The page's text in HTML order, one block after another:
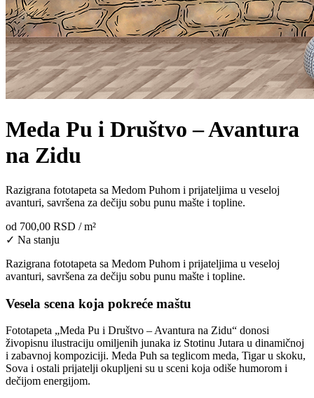
Meda Pu i Društvo – Avantura
na Zidu
Razigrana fototapeta sa Medom Puhom i prijateljima u veseloj
avanturi, savršena za dečiju sobu punu mašte i topline.
od 700,00 RSD / m²
✓ Na stanju
Razigrana fototapeta sa Medom Puhom i prijateljima u veseloj
avanturi, savršena za dečiju sobu punu mašte i topline.
Vesela scena koja pokreće maštu
Fototapeta „Meda Pu i Društvo – Avantura na Zidu“ donosi
živopisnu ilustraciju omiljenih junaka iz Stotinu Jutara u dinamičnoj
i zabavnoj kompoziciji. Meda Puh sa teglicom meda, Tigar u skoku,
Sova i ostali prijatelji okupljeni su u sceni koja odiše humorom i
dečijom energijom.